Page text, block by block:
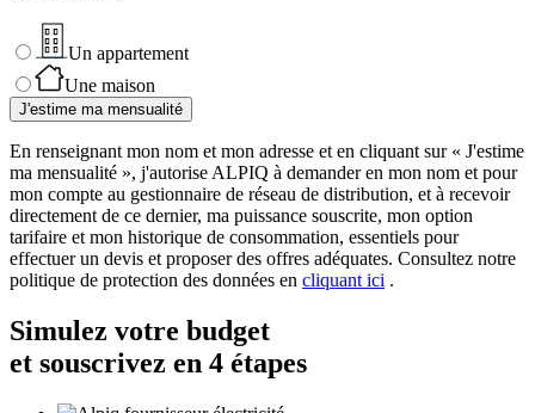
Un appartement
Une maison
J'estime ma mensualité
En renseignant mon nom et mon adresse et en cliquant sur « J'estime
ma mensualité », j'autorise ALPIQ à demander en mon nom et pour
mon compte au gestionnaire de réseau de distribution, et à recevoir
directement de ce dernier, ma puissance souscrite, mon option
tarifaire et mon historique de consommation, essentiels pour
effectuer un devis et proposer des offres adéquates. Consultez notre
politique de protection des données en cliquant ici .
Simulez votre budget
et souscrivez en 4 étapes